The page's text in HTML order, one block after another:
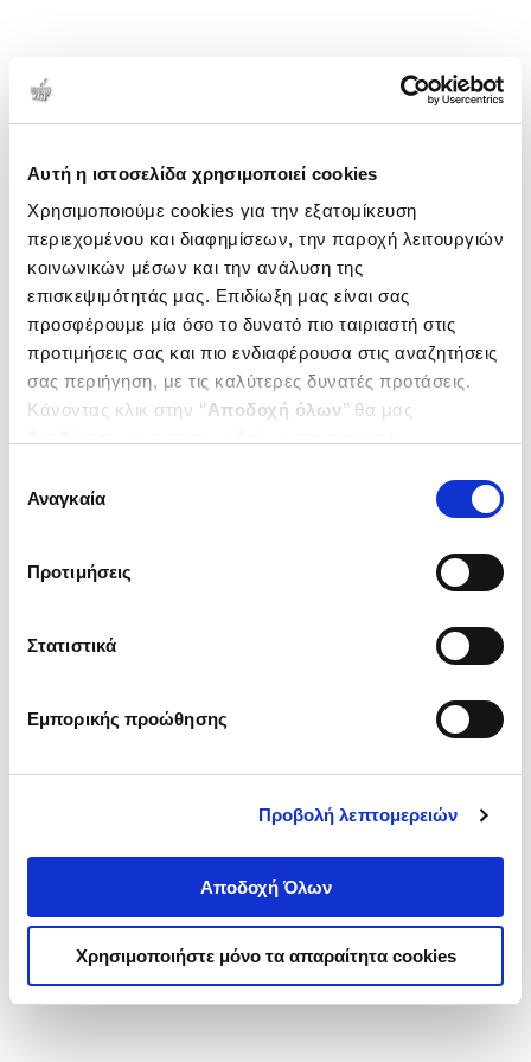
Αυτή η ιστοσελίδα χρησιμοποιεί cookies
Χρησιμοποιούμε cookies για την εξατομίκευση
περιεχομένου και διαφημίσεων, την παροχή λειτουργιών
κοινωνικών μέσων και την ανάλυση της
επισκεψιμότητάς μας. Επιδίωξη μας είναι σας
προσφέρουμε μία όσο το δυνατό πιο ταιριαστή στις
προτιμήσεις σας και πιο ενδιαφέρουσα στις αναζητήσεις
σας περιήγηση, με τις καλύτερες δυνατές προτάσεις.
Κάνοντας κλικ στην ‘’Αποδοχή όλων’’ θα μας
ενδιαφέρουν και να επιλέξετε από τα παρακάτω με την
΄΄και να ενημερωθείτε σχετικά με
συγκατάθεσης
Αναγκαία
Προτιμήσεις
Στατιστικά
Εμπορικής προώθησης
Προβολή λεπτομερειών
Αποδοχή Όλων
Χρησιμοποιήστε μόνο τα απαραίτητα cookies